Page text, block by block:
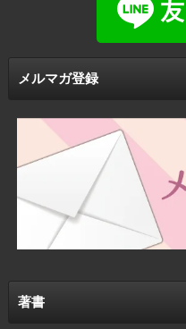
メルマガ登録
著書